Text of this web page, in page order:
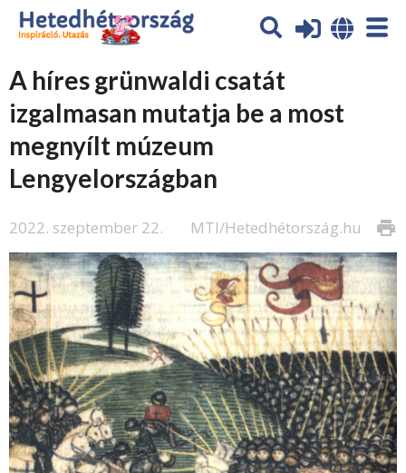
A híres grünwaldi csatát
izgalmasan mutatja be a most
megnyílt múzeum
Lengyelországban
2022. szeptember 22. print
MTI/Hetedhétország.hu